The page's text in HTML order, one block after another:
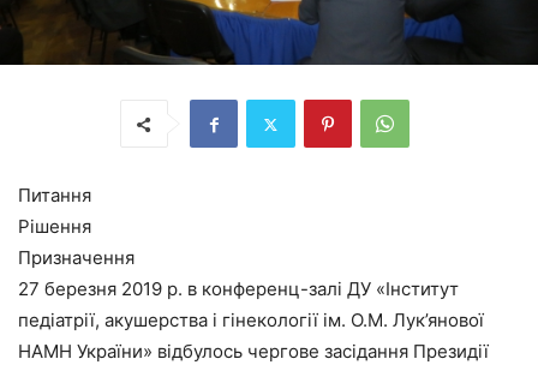
Питання
Рішення
Призначення
27 березня 2019 р. в конференц-залі ДУ «Інститут
педіатрії, акушерства і гінекології ім. О.М. Лук’янової
НАМН України» відбулось чергове засідання Президії